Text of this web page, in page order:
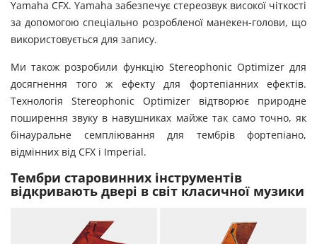
Yamaha CFX. Yamaha забезпечує стереозвук високої чіткості
за допомогою спеціально розробленої манекен-голови, що
використовується для запису.
Ми також розробили функцію Stereophonic Optimizer для
досягнення того ж ефекту для фортепіанних ефектів.
Технологія Stereophonic Optimizer відтворює природне
поширення звуку в навушниках майже так само точно, як
бінауральне семпліювання для тембрів фортепіано,
відмінних від CFX і Imperial.
Тембри старовинних інструментів
відкривають двері в світ класичної музики